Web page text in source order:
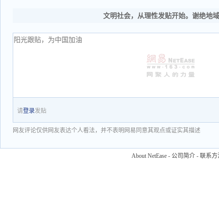
文明社会，从理性发贴开始。谢绝地
请登录发贴
网友评论仅供网友表达个人看法，并不表明网易同意其观点或证实其描述
About NetEase - 公司简介 - 联系方